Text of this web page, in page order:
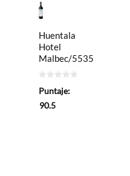
Huentala
Hotel
Malbec/5535
de
Puntaje:
90.5